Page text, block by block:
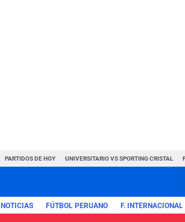
PARTIDOS DE HOY UNIVERSITARIO VS SPORTING CRISTAL
FÚTBOL PERUANO F. INTERNACIONAL